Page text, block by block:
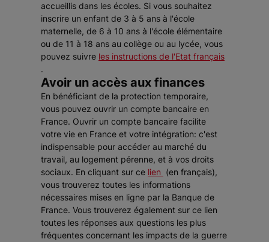
accueillis dans les écoles. Si vous souhaitez
inscrire un enfant de 3 à 5 ans à l'école
maternelle, de 6 à 10 ans à l'école élémentaire
ou de 11 à 18 ans au collège ou au lycée, vous
pouvez suivre les instructions de l'Etat français
.
Avoir un accès aux finances
En bénéficiant de la protection temporaire,
vous pouvez ouvrir un compte bancaire en
France. Ouvrir un compte bancaire facilite
votre vie en France et votre intégration: c'est
indispensable pour accéder au marché du
travail, au logement pérenne, et à vos droits
sociaux. En cliquant sur ce lien (en français),
vous trouverez toutes les informations
nécessaires mises en ligne par la Banque de
France. Vous trouverez également sur ce lien
toutes les réponses aux questions les plus
fréquentes concernant les impacts de la guerre